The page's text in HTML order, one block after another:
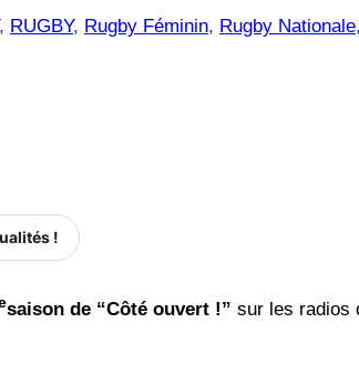
, RUGBY, Rugby Féminin, Rugby Nationale
!
saison de “Côté ouvert !” sur les radios